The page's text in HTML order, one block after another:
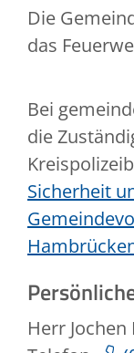
Die
das
Bei
die
Sicherheit
Herr Jochen